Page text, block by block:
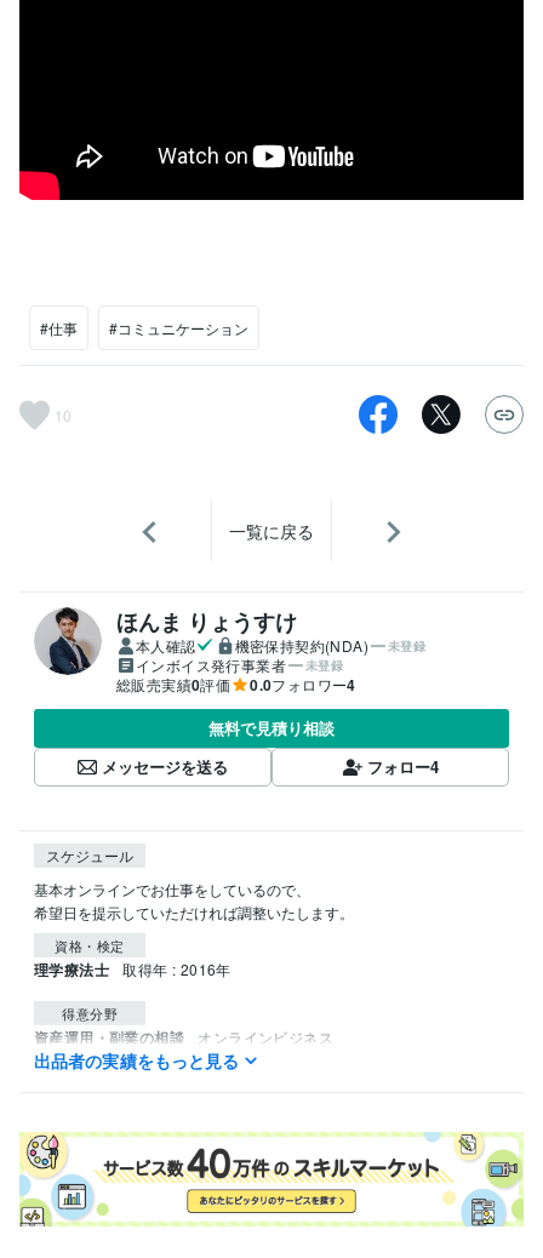
#仕事 #コミュニケーション
10
一覧に戻る
ほんま りょうすけ
本人確認 機密保持契約(NDA) 未登録
インボイス発行事業者 未登録
総販売実績0評価 0.0フォロワー4
無料で見積り相談
メッセージを送る
フォロー4
スケジュール
基本オンラインでお仕事をしているので、
希望日を提示していただければ調整いたします。
資格・検定
理学療法士 取得年 : 2016年
得意分野
資産運用・副業の相談 オンラインビジネス
オンラインビジネス 集客 セールス
出品者の実績をもっと見る